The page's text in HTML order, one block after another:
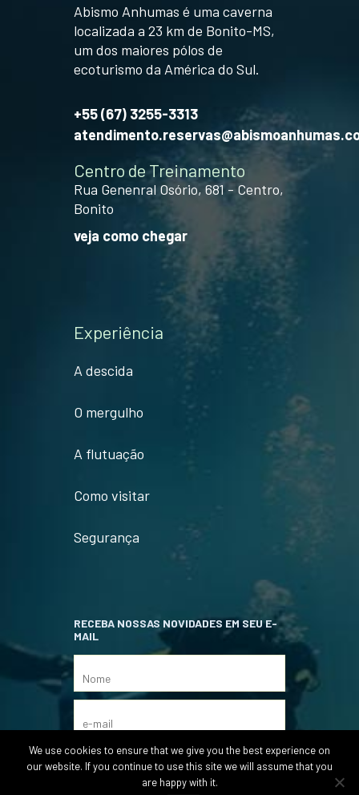
Abismo Anhumas é uma caverna
localizada a 23 km de Bonito-MS,
um dos maiores pólos de
ecoturismo da América do Sul.
+55 (67) 3255-3313
Centro de Treinamento
Rua Genenral Osório, 681 - Centro,
Bonito
veja como chegar
Experiência
A descida
O mergulho
A flutuação
Como visitar
Segurança
RECEBA NOSSAS NOVIDADES EM SEU E-
MAIL
We use cookies to ensure that we give you the best experience on
our website. If you continue to use this site we will assume that you
are happy with it.